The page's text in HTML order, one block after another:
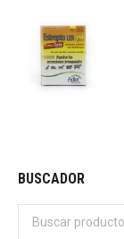
BUSCADOR